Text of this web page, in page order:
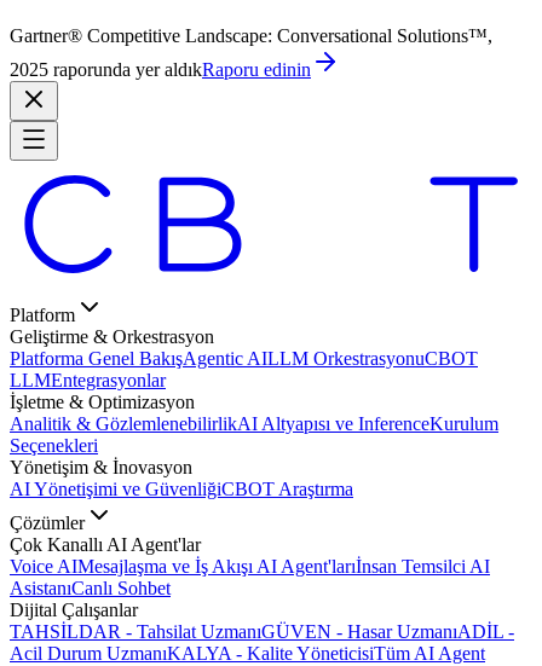
Gartner® Competitive Landscape: Conversational Solutions™,
2025 raporunda yer aldıkRaporu edinin
Platform
Geliştirme & Orkestrasyon
Platforma Genel BakışAgentic AILLM OrkestrasyonuCBOT
LLMEntegrasyonlar
İşletme & Optimizasyon
Analitik & GözlemlenebilirlikAI Altyapısı ve InferenceKurulum
Seçenekleri
Yönetişim & İnovasyon
AI Yönetişimi ve GüvenliğiCBOT Araştırma
Çözümler
Çok Kanallı AI Agent'lar
Voice AIMesajlaşma ve İş Akışı AI Agent'larıİnsan Temsilci AI
AsistanıCanlı Sohbet
Dijital Çalışanlar
TAHSİLDAR - Tahsilat UzmanıGÜVEN - Hasar UzmanıADİL -
Acil Durum UzmanıKALYA - Kalite YöneticisiTüm AI Agent